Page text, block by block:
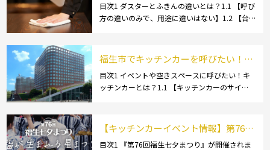
きんの選び方とは？おすすめ商品3選
も紹介！
目次1 ダスターとふきんの違いとは？1.1 【呼び
方の違いのみで、用途に違いはない】1.2 【台
特徴2.1 【綿】2.2 【マイクロ […]
福生市でキッチンカーを呼びたい！派
遣してもらうにはどうすれば良いの？
依頼の流れや人気メニューを解説
目次1 イベントや空きスペースに呼びたい！キ
ッチンカーとは？1.1 【キッチンカーのサイ
チンカー:1t～ […]
【キッチンカーイベント情報】第76回
福生七夕まつりが開催されます！
目次1 『第76回福生七夕まつり』が開催されま